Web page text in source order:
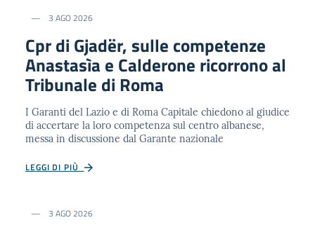
3 AGO 2026
Cpr di Gjadër, sulle competenze
Anastasìa e Calderone ricorrono al
Tribunale di Roma
I Garanti del Lazio e di Roma Capitale chiedono al giudice
di accertare la loro competenza sul centro albanese,
messa in discussione dal Garante nazionale
LEGGI DI PIÙ
3 AGO 2026